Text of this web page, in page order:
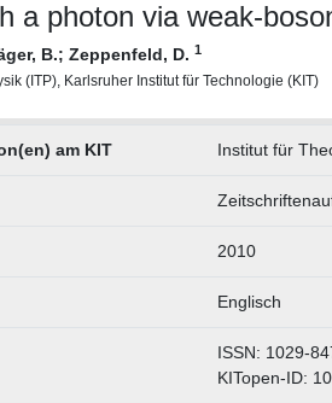
a photon via weak-
B.; Zeppenfeld, D. 1
(ITP), Karlsruher Institut für Technologie (KIT)
am KIT Institut für
2010
Englisch
ISSN: 1029-
KITopen-ID: